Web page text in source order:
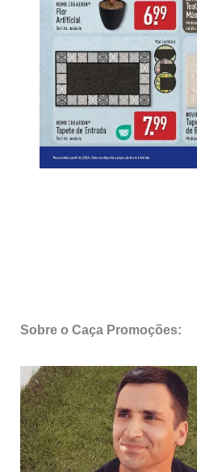
Sobre o Caça Promoções: